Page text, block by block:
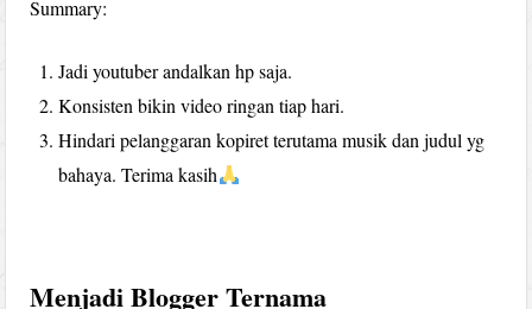
Summary:
Jadi youtuber andalkan hp saja.
Konsisten bikin video ringan tiap hari.
Hindari pelanggaran kopiret terutama musik dan judul yg
bahaya. Terima kasih
Menjadi Blogger Ternama